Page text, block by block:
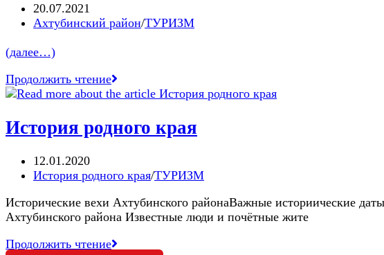
культуры
Запись
опубликована:
20.07.2021
Post
Ахтубинский район/ТУРИЗМ
(далее…)
Продолжить чтениеАХТУБИНСКИЙ
РАЙОН.
географическая
справка
История родного края
Запись
опубликована:
12.01.2020
Post
История родного края/ТУРИЗМ
Исторические вехи Ахтубинского районаВажные историические
Ахтубинского района Известные люди и почётные жите
Продолжить чтениеИстория